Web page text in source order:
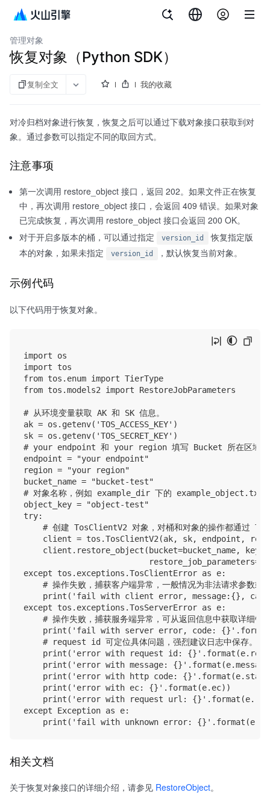
对象存储
管理对象
恢复对象（Python SDK）
复制全文 我的收藏
对冷归档对象进行恢复，恢复之后可以通过下载对象接口获取到对
象。通过参数可以指定不同的取回方式。
注意事项
第一次调用 restore_object 接口，返回 202。如果文件正在恢复
中，再次调用 restore_object 接口，会返回 409 错误。如果对象
已完成恢复，再次调用 restore_object 接口会返回 200 OK。
对于开启多版本的桶，可以通过指定
version_id
恢复指定版
本的对象，如果未指定
version_id ，默认恢复当前对象。
示例代码
以下代码用于恢复对象。
import os
import tos
from tos.enum import TierType
from tos.models2 import RestoreJobParameters
# 从环境变量获取 AK 和 SK 信息。
ak = os.getenv('TOS_ACCESS_KEY')
sk = os.getenv('TOS_SECRET_KEY')
# your endpoint 和 your region 填写 Bucket 所在区域
endpoint = "your endpoint"
region = "your region"
bucket_name = "bucket-test"
# 对象名称，例如 example_dir 下的
object_key = "object-test"
try:
# 创建 TosClientV2 对象，对桶和对象的操作都通过
client = tos.TosClientV2(ak, sk, endpoint,
client.restore_object(bucket=bucket_name,
except tos.exceptions.TosClientError as e:
# 操作失败，捕获客户端异常，一般情况为非法请求参数或
print('fail with client error, message:{},
except tos.exceptions.TosServerError as e:
# 操作失败，捕获服务端异常，可从返回信息中获取详细错
print('fail with server error, code:
    # request id 可定位具体问题，强烈建议日志中保存。
print('error with request id:
print('error with message:
print('error with http code:
    print('error with ec: {}'.format(e.ec))
print('error with request url:
except Exception as e:
相关文档
关于恢复对象接口的详细介绍，请参见 RestoreObject。